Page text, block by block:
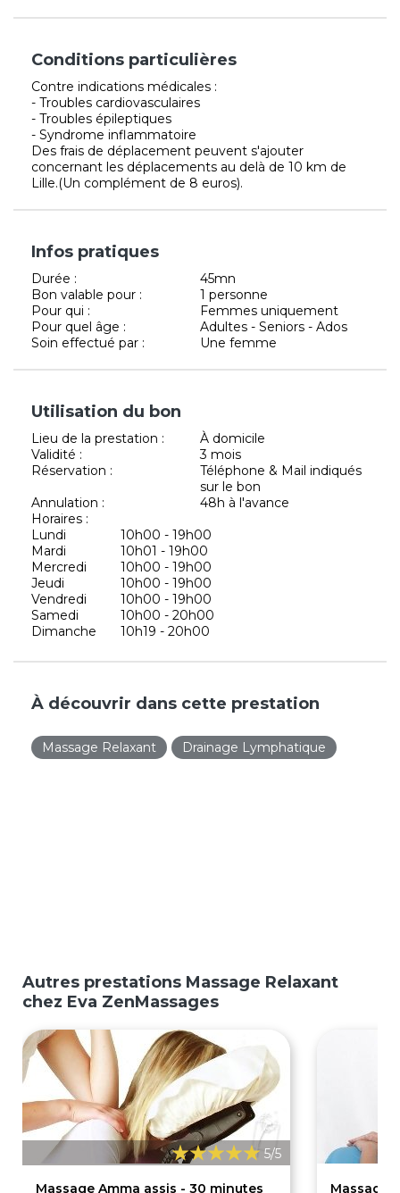
Conditions particulières
Contre indications médicales :
- Troubles cardiovasculaires
- Troubles épileptiques
- Syndrome inflammatoire
Des frais de déplacement peuvent s'ajouter
concernant les déplacements au delà de 10 km de
Lille.(Un complément de 8 euros).
Infos pratiques
Durée :
45mn
Bon valable pour :
1 personne
Pour qui :
Femmes uniquement
Pour quel âge :
Adultes - Seniors - Ados
Soin effectué par :
Une femme
Utilisation du bon
Lieu de la prestation :
À domicile
Validité :
3 mois
Réservation :
Téléphone & Mail indiqués
sur le bon
Annulation :
48h à l'avance
Horaires :
Lundi
10h00 - 19h00
Mardi
10h01 - 19h00
Mercredi
10h00 - 19h00
Jeudi
10h00 - 19h00
Vendredi
10h00 - 19h00
Samedi
10h00 - 20h00
Dimanche
10h19 - 20h00
À découvrir dans cette prestation
Massage Relaxant Drainage Lymphatique
Autres prestations Massage Relaxant
chez Eva ZenMassages
5/5
Massage Amma assis - 30 minutes Massage